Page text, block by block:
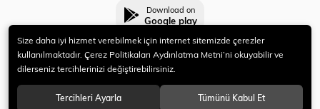
Download on
Google play
© 2021 HERYENİ. Tüm hakları saklıdır.
Size daha iyi hizmet verebilmek için internet sitemizde çerezler
kullanılmaktadır. Çerez Politikaları Aydınlatma Metni’ni okuyabilir ve
dilerseniz tercihlerinizi değiştirebilirsiniz.
Tercihleri Ayarla Tümünü Kabul Et